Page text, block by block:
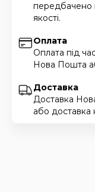
передбачено
якості.
Оплата
Оплата під
Нова Пошта
Доставка
Доставка
або